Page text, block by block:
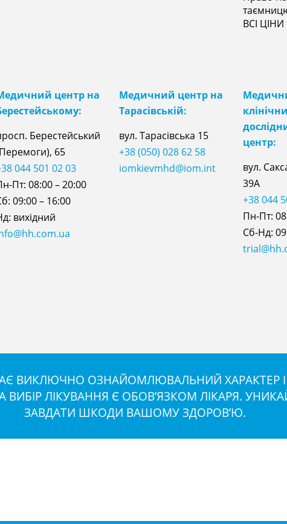
ВСІ ЦІНИ
центр на
Берестейський
65
044 501 02 03
Пт: 08:00 – 20:00
09:00 – 16:00
вихідний
Медичний центр на
Тарасівській:
вул. Тарасівська 15
+38 (050) 028 62 58
iomkievmhd@iom.int
центр:
вул.
39А
+38 044
Пн-Пт:
Сб-Нд:
ВИКЛЮЧНО ОЗНАЙОМЛЮВАЛЬНИЙ ХАРАКТЕР
ВИБІР ЛІКУВАННЯ Є ОБОВ’ЯЗКОМ ЛІКАРЯ.
ЗАВДАТИ ШКОДИ ВАШОМУ ЗДОРОВ’Ю.